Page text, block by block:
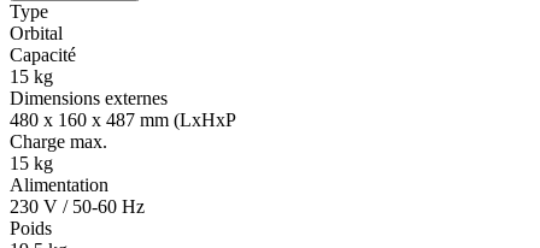
Type
Orbital
Capacité
15 kg
Dimensions externes
480 x 160 x 487 mm (LxHxP
Charge max.
15 kg
Alimentation
230 V / 50-60 Hz
Poids